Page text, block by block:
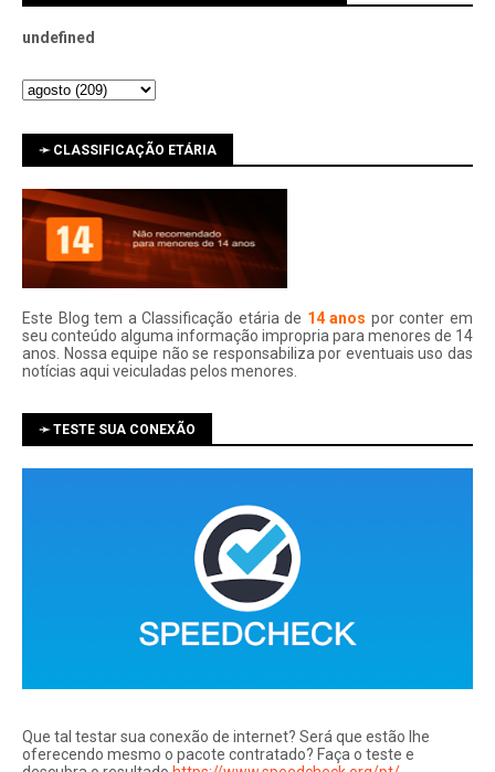
undefned
➛ CLASSIFICAÇÃO ETÁRIA
Este Blog tem a Classificação etária de 14 anos por conter em
seu conteúdo alguma informação impropria para menores de 14
anos. Nossa equipe não se responsabiliza por eventuais uso das
notí­cias aqui veiculadas pelos menores.
➛ TESTE SUA CONEXÃO
Que tal testar sua conexão de internet? Será que estão lhe
oferecendo mesmo o pacote contratado? Faça o teste e